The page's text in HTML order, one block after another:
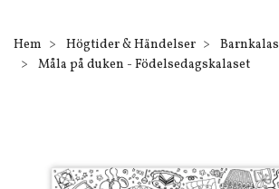
Hem Högtider & Händelser
Barnkalas
Måla på duken - Födelsedagskalaset